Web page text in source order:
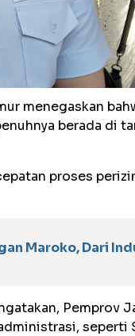
menegaskan
berada di
proses
Maroko, Dari
Pemprov
seperti